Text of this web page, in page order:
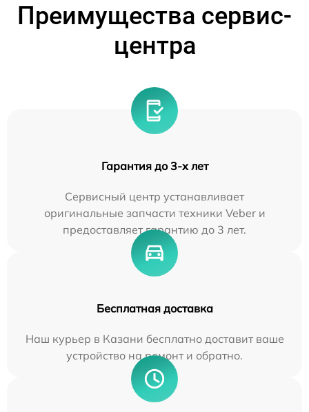
Преимущества сервис-
центра
Гарантия до 3-х лет
Сервисный центр устанавливает
оригинальные запчасти техники Veber и
предоставляет гарантию до 3 лет.
Бесплатная доставка
Наш курьер в Казани бесплатно доставит ваше
устройство на ремонт и обратно.